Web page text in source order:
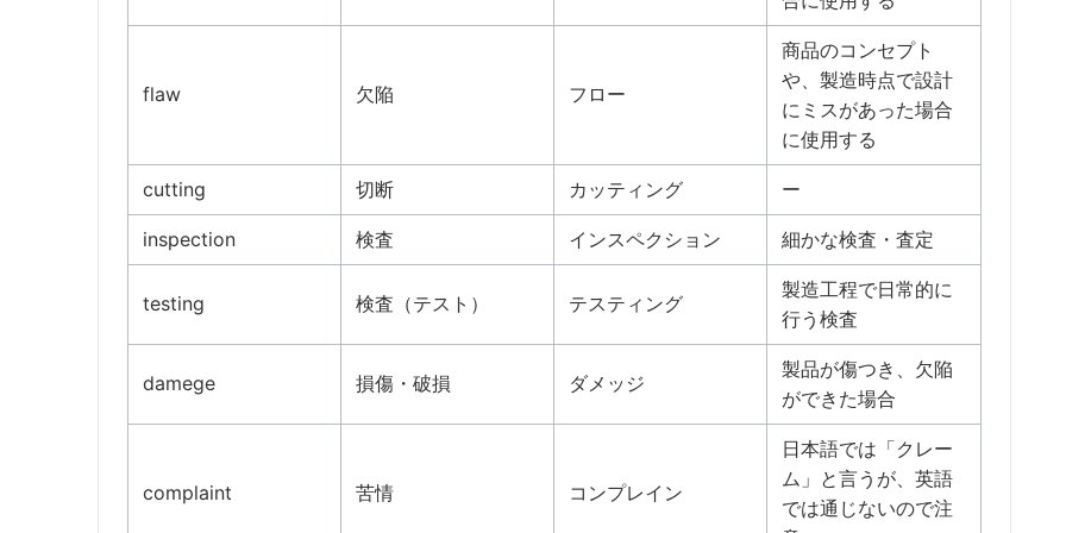
flaw 欠陥 フロー
商品のコンセプト
や、製造時点で設計
にミスがあった場合
に使用する
cutting 切断 カッティング ー
inspection 検査 インスペクション 細かな検査・査定
testing 検査（テスト） テスティング
製造工程で日常的に
行う検査
damege 損傷・破損 ダメッジ
製品が傷つき、欠陥
ができた場合
complaint 苦情 コンプレイン
日本語では「クレー
ム」と言うが、英語
では通じないので注